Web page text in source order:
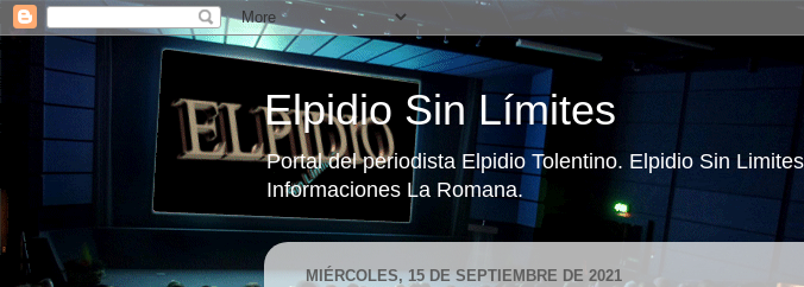
Elpidio Sin Límites
Portal del periodista Elpidio Tolentino. Elpidio Sin
Informaciones La Romana.
MIÉRCOLES, 15 DE SEPTIEMBRE DE 2021